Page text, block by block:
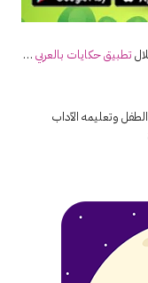
تطبيق حكايات بالعربي …
وتعليمه الآداب